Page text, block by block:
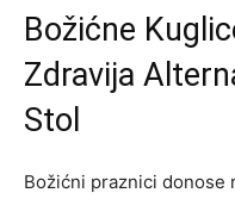
Božićne
Zdravija
Stol
Božićni praznici donose